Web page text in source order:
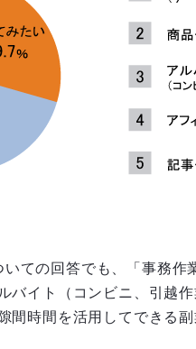
ての回答でも、「事務作
バイト（コンビニ、引越
間時間を活用してできる副